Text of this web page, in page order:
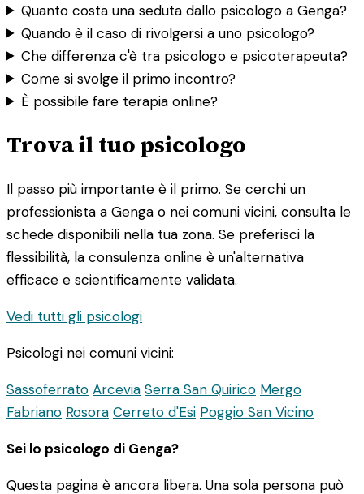
Quanto costa una seduta dallo psicologo a Genga?
Quando è il caso di rivolgersi a uno psicologo?
Che differenza c'è tra psicologo e psicoterapeuta?
Come si svolge il primo incontro?
È possibile fare terapia online?
Trova il tuo psicologo
Il passo più importante è il primo. Se cerchi un
professionista a Genga o nei comuni vicini, consulta le
schede disponibili nella tua zona. Se preferisci la
flessibilità, la consulenza online è un'alternativa
efficace e scientificamente validata.
Vedi tutti gli psicologi
Psicologi nei comuni vicini:
Sassoferrato Arcevia Serra San Quirico Mergo
Fabriano Rosora Cerreto d'Esi Poggio San Vicino
Sei lo psicologo di Genga?
Questa pagina è ancora libera. Una sola persona può